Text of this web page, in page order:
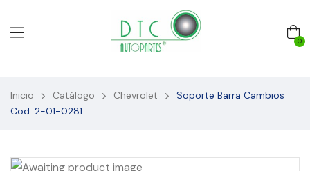
0
Inicio Catálogo Chevrolet
Soporte Barra Cambios
Cod: 2-01-0281